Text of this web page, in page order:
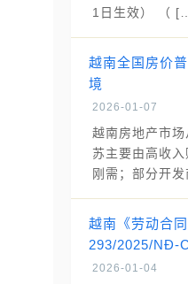
1日生效） （
越南全国房价
境
2026-01-07
越南房地产市
苏主要由高收
刚需；部分开
越南《劳动合
293/2025/NĐ-
2026-01-04